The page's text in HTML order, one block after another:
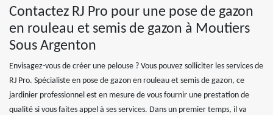
Contactez RJ Pro pour une pose de gazon
en rouleau et semis de gazon à Moutiers
Sous Argenton
Envisagez-vous de créer une pelouse ? Vous pouvez solliciter les services de
RJ Pro. Spécialiste en pose de gazon en rouleau et semis de gazon, ce
jardinier professionnel est en mesure de vous fournir une prestation de
qualité si vous faites appel à ses services. Dans un premier temps, il va